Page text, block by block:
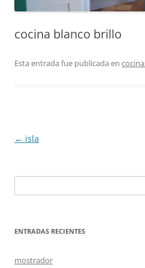
cocina blanco brillo
Esta entrada fue publicada en
Navegación
← isla
ENTRADAS RECIENTES
mostrador